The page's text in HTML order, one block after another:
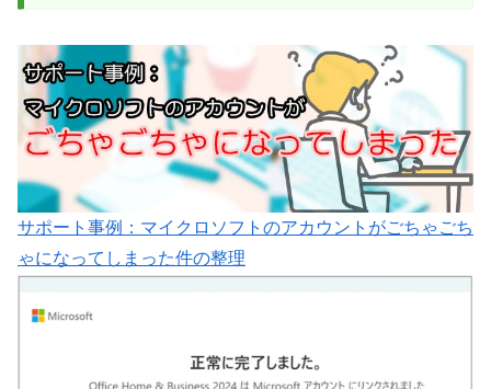
サポート事例：マイクロソフトのアカウントがごちゃごち
ゃになってしまった件の整理